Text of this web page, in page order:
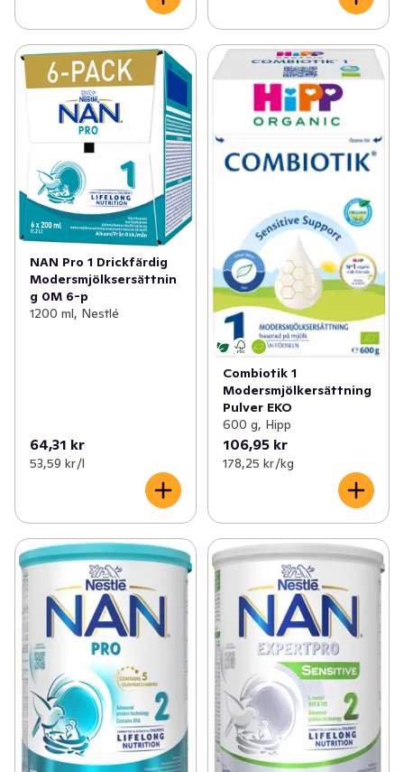
NAN Pro 1 Drickfärdig
Modersmjölksersättnin
g 0M 6-p
1200 ml, Nestlé
64,31 kr
53,59 kr /l
Combiotik 1
Modersmjölkersättning
Pulver EKO
600 g, Hipp
106,95 kr
178,25 kr /kg